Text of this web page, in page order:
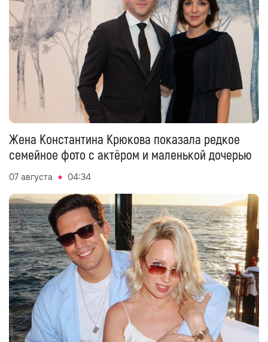
Жена Константина Крюкова показала редкое
семейное фото с актёром и маленькой дочерью
07 августа 04:34